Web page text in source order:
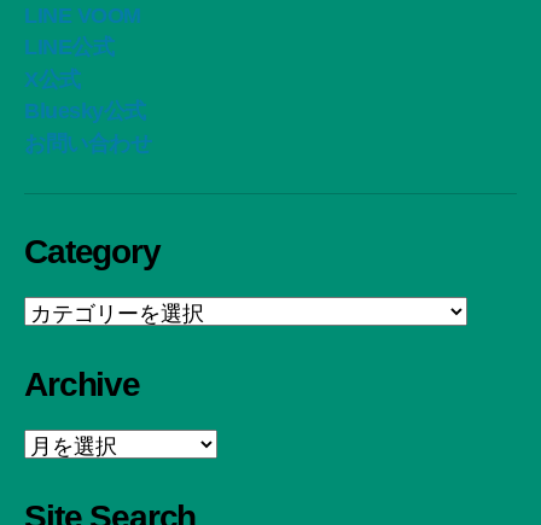
LINE VOOM
LINE公式
X公式
Bluesky公式
お問い合わせ
Category
Category
Archive
Archive
Site Search